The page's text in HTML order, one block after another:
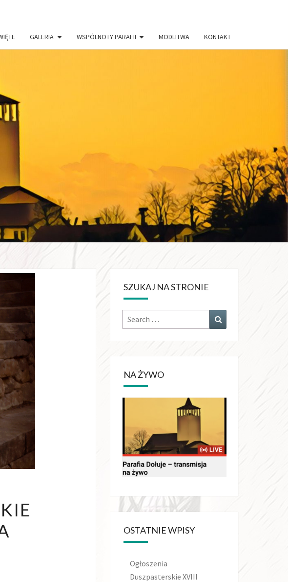
GALERIA WSPÓLNOTY PARAFII MODLITWA KONTAKT
PARAFIA PW.
CHRYSTUSA
KRÓLA
DOŁUJACH
SZUKAJ NA STRONIE
Search
for:
NA ŻYWO
OSTATNIE WPISY
Ogłoszenia
Duszpasterskie XVIII